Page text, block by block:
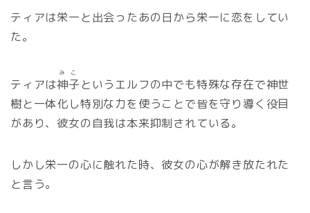
ティアは栄一と出会ったあの日から栄一に恋をしてい
た。
ティアは神子
みこ
というエルフの中でも特殊な存在で神世
樹と一体化し特別な力を使うことで皆を守り導く役目
があり、彼女の自我は本来抑制されている。
しかし栄一の心に触れた時、彼女の心が解き放たれた
と言う。